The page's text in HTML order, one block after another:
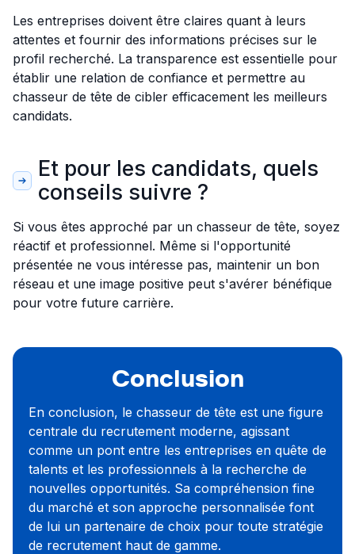
Les entreprises doivent être claires quant à leurs
attentes et fournir des informations précises sur le
profil recherché. La transparence est essentielle pour
établir une relation de confiance et permettre au
chasseur de tête de cibler efficacement les meilleurs
candidats.
Et pour les candidats, quels
conseils suivre ?
Si vous êtes approché par un chasseur de tête, soyez
réactif et professionnel. Même si l'opportunité
présentée ne vous intéresse pas, maintenir un bon
réseau et une image positive peut s'avérer bénéfique
pour votre future carrière.
Conclusion
En conclusion, le chasseur de tête est une figure
centrale du recrutement moderne, agissant
comme un pont entre les entreprises en quête de
talents et les professionnels à la recherche de
nouvelles opportunités. Sa compréhension fine
du marché et son approche personnalisée font
de lui un partenaire de choix pour toute stratégie
de recrutement haut de gamme.